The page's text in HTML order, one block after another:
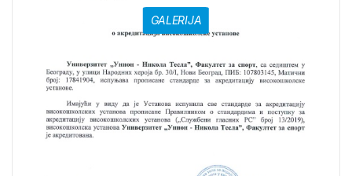
GALERIJA